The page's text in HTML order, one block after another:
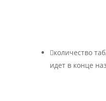
количество
идет в конце